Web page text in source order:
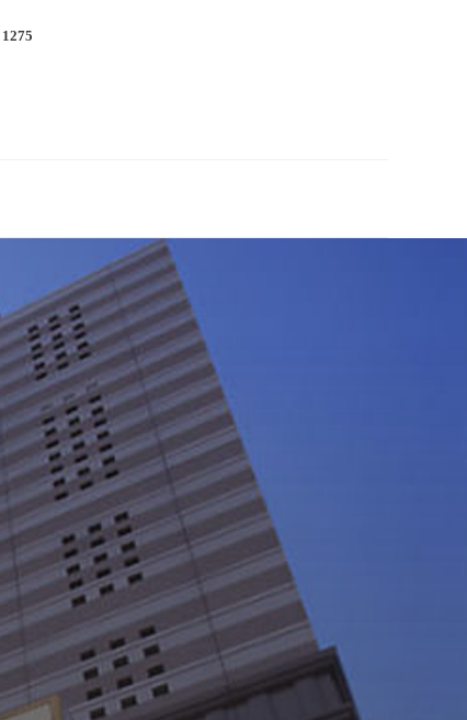
1275